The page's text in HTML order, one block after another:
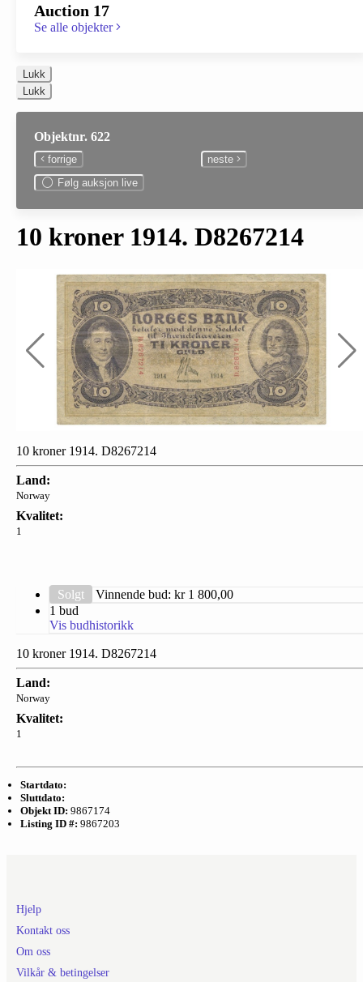
Auction 17
Se alle objekter
Lukk
Lukk
Objektnr. 622
forrige
neste
Følg auksjon live
10 kroner 1914. D8267214
10 kroner 1914. D8267214
Land:
Norway
Kvalitet:
1
Solgt Vinnende bud: kr 1 800,00
1 bud
Vis budhistorikk
10 kroner 1914. D8267214
Land:
Norway
Kvalitet:
1
Startdato:
Sluttdato:
Objekt ID: 9867174
Listing ID #: 9867203
Hjelp
Kontakt oss
Om oss
Vilkår & betingelser